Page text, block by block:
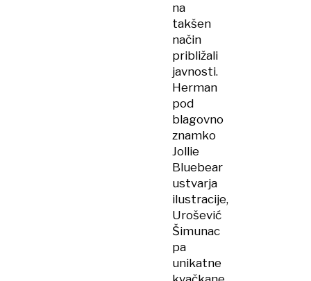
na
takšen
način
približali
javnosti.
Herman
pod
blagovno
znamko
Jollie
Bluebear​
ustvarja
ilustracije,
Urošević
Šimunac
pa
unikatne